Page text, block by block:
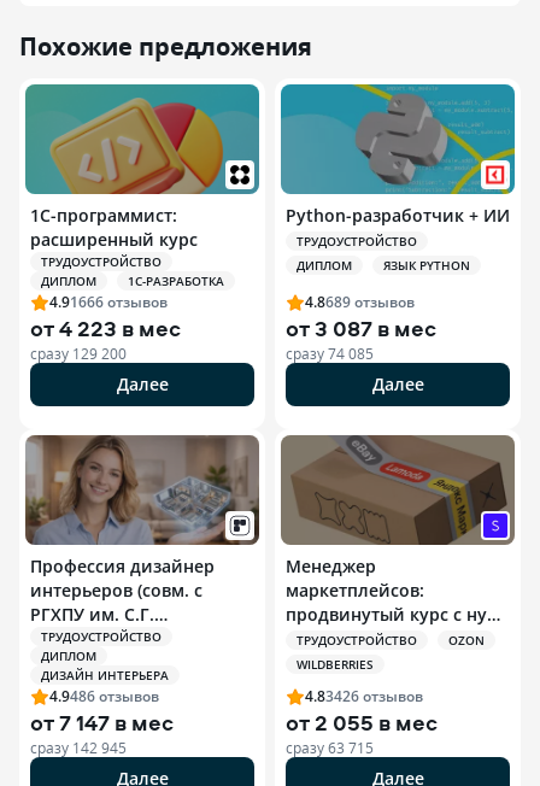
Похожие предложения
1С-программист:
расширенный курс
ТРУДОУСТРОЙСТВО
ДИПЛОМ
1С-РАЗРАБОТКА
4.91666отзывов
от4 223 в мес
сразу 129 200
Далее
Python-разработчик + ИИ
ТРУДОУСТРОЙСТВО
ДИПЛОМ
ЯЗЫК PYTHON
4.8689отзывов
от3 087 в мес
сразу74 085
Далее
Профессия дизайнер
интерьеров (совм. с
РГХПУ им. С.Г.
Строганова)
ТРУДОУСТРОЙСТВО
ДИПЛОМ
ДИЗАЙН ИНТЕРЬЕРА
4.9486отзывов
от7 147 в мес
сразу 142 945
Далее
Менеджер
маркетплейсов:
продвинутый курс с нуля
+ ИИ
ТРУДОУСТРОЙСТВО
OZON
WILDBERRIES
4.83426отзывов
от2 055 в мес
сразу63 715
Далее